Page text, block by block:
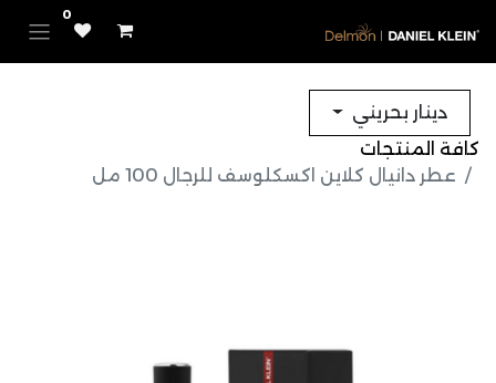
0
دينار بحريني
كافة المنتجات
عطر دانيال كلاين اكسكلوسف للرجال 100 مل